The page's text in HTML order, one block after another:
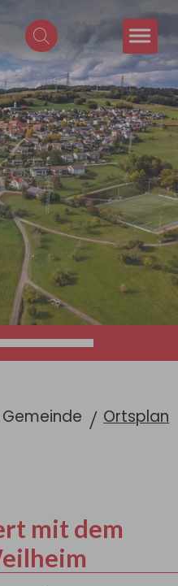
Gemeinde Ortsplan
mit dem